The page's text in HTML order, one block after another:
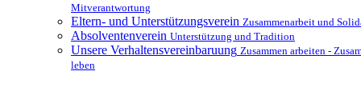
Mitverantwortung
Eltern- und Unterstützungsverein Zusammenarbeit und
Absolventenverein Unterstützung und Tradition
Unsere Verhaltensvereinbaruung Zusammen arbeiten -
leben